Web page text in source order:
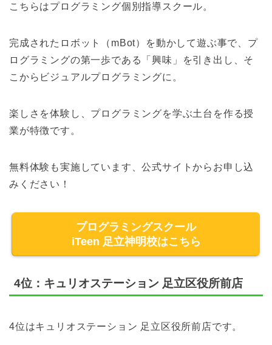
こちらはプログラミング個別指導スクール。
完成されたロボット（mBot）を動かして遊ぶ事で、プ
ログラミングの第一歩である「興味」を引き出し、そ
こからビジュアルプログラミングに。
楽しさを体験し、プログラミングを学ぶ土台を作る授
業が特徴です。
無料体験も実施しています、公式サイトからお申し込
みください！
プログラミングスクール
iTeen 足立神明校はこちら
4位：キュリオステーション 足立区役所前店
4位はキュリオステーション 足立区役所前店です。